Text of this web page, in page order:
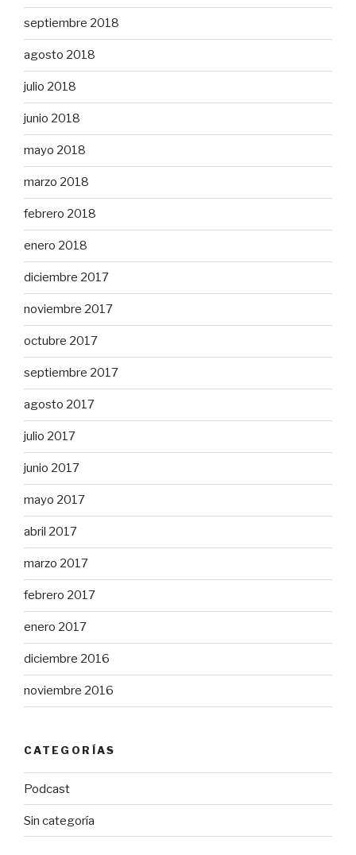
septiembre 2018
agosto 2018
julio 2018
junio 2018
mayo 2018
marzo 2018
febrero 2018
enero 2018
diciembre 2017
noviembre 2017
octubre 2017
septiembre 2017
agosto 2017
julio 2017
junio 2017
mayo 2017
abril 2017
marzo 2017
febrero 2017
enero 2017
diciembre 2016
noviembre 2016
CATEGORÍAS
Podcast
Sin categoría